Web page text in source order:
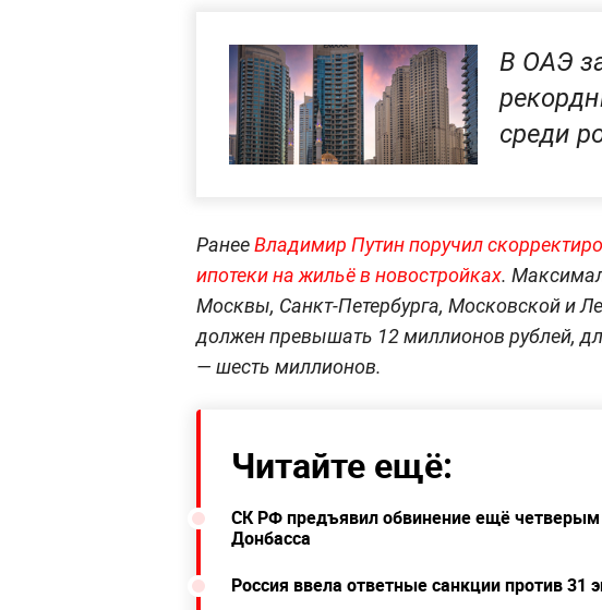
В ОАЭ
среди
РанееВладимир Путин поручил
ипотеки на жильё в новостройках.
Москвы, Санкт-Петербурга, Московской и
должен превышать 12 миллионов рублей,
— шесть миллионов.
Читайте ещё:
СК РФ предъявил обвинение ещё
Донбасса
Россия ввела ответные санкции против